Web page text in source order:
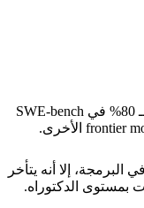
أول model يتجاوز حاجز الـ 80% في SWE-bench
البرمجة، إلا أنه يتأخر